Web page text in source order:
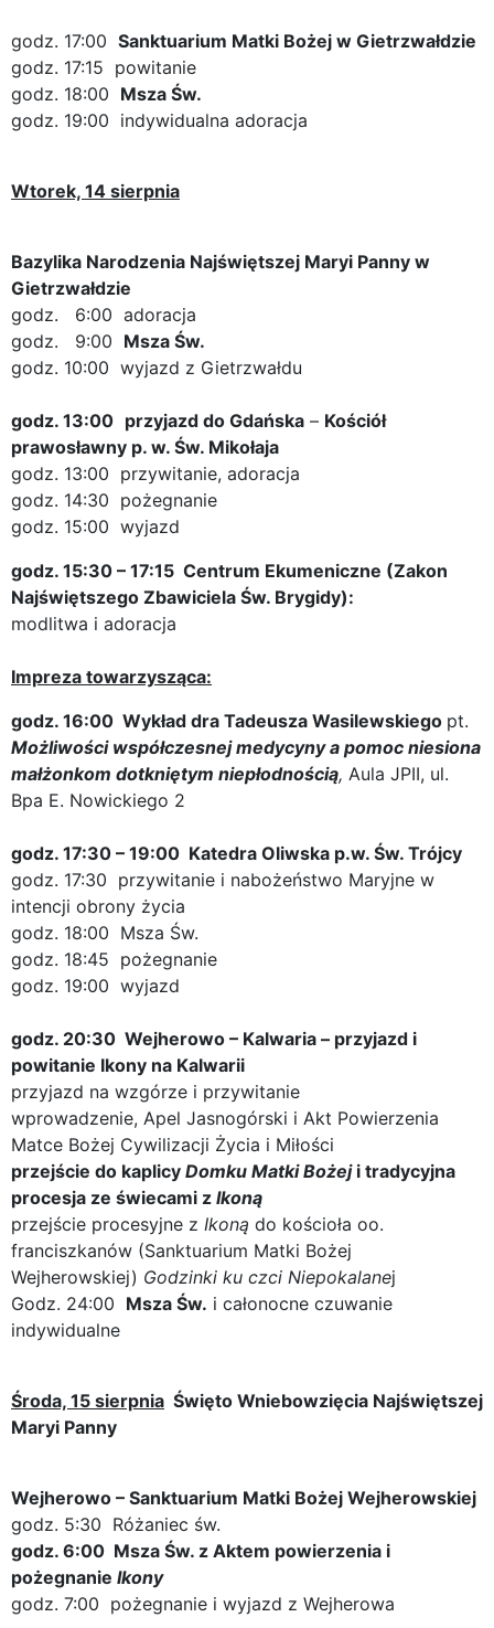
godz. 17:00 Sanktuarium Matki Bożej w Gietrzwałdzie
godz. 17:15 powitanie
godz. 18:00 Msza Św.
godz. 19:00 indywidualna adoracja
Wtorek, 14 sierpnia
Bazylika Narodzenia Najświętszej Maryi Panny w
Gietrzwałdzie
godz. 6:00 adoracja
godz. 9:00 Msza Św.
godz. 10:00 wyjazd z Gietrzwałdu
godz. 13:00 przyjazd do Gdańska – Kościół
prawosławny p. w. Św. Mikołaja
godz. 13:00 przywitanie, adoracja
godz. 14:30 pożegnanie
godz. 15:00 wyjazd
godz. 15:30 – 17:15 Centrum Ekumeniczne (Zakon
Najświętszego Zbawiciela Św. Brygidy):
modlitwa i adoracja
Impreza towarzysząca:
godz. 16:00 Wykład dra Tadeusza Wasilewskiego pt.
Możliwości współczesnej medycyny a pomoc niesiona
małżonkom dotkniętym niepłodnością, Aula JPII, ul.
Bpa E. Nowickiego 2
godz. 17:30 – 19:00 Katedra Oliwska p.w. Św. Trójcy
godz. 17:30 przywitanie i nabożeństwo Maryjne w
intencji obrony życia
godz. 18:00 Msza Św.
godz. 18:45 pożegnanie
godz. 19:00 wyjazd
godz. 20:30 Wejherowo – Kalwaria – przyjazd i
powitanie Ikony na Kalwarii
przyjazd na wzgórze i przywitanie
wprowadzenie, Apel Jasnogórski i Akt Powierzenia
Matce Bożej Cywilizacji Życia i Miłości
przejście do kaplicy Domku Matki Bożeji tradycyjna
procesja ze świecami z Ikoną
przejście procesyjne z Ikoną do kościoła oo.
franciszkanów (Sanktuarium Matki Bożej
Wejherowskiej) Godzinki ku czci Niepokalanej
Godz. 24:00 Msza Św. i całonocne czuwanie
indywidualne
Środa, 15 sierpnia Święto Wniebowzięcia Najświętszej
Maryi Panny
Wejherowo – Sanktuarium Matki Bożej Wejherowskiej
godz. 5:30 Różaniec św.
godz. 6:00 Msza Św. z Aktem powierzenia i
pożegnanie Ikony
godz. 7:00 pożegnanie i wyjazd z Wejherowa